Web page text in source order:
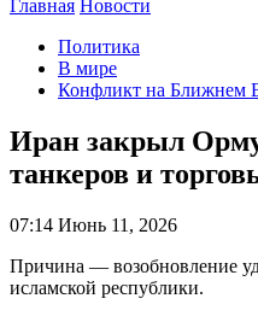
Главная Новости
Политика
В мире
Конфликт на Ближнем
Иран закрыл
танкеров и
07:14 Июнь 11, 2026
Причина — возобновление
исламской республики.